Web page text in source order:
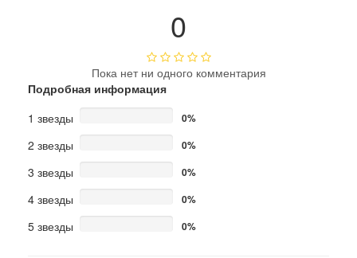
0
Пока нет ни одного комментария
Подробная информация
1 звезды
0%
2 звезды 0%
3 звезды 0%
4 звезды 0%
5 звезды 0%